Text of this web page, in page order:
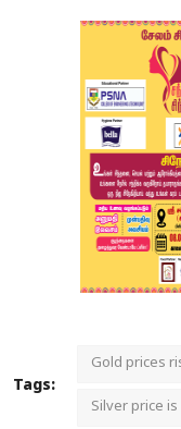
Tags:
Gold prices
Silver price